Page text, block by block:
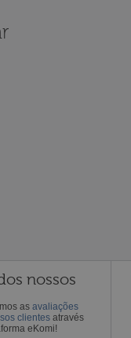
nossos
as avaliações
clientes através
eKomi!